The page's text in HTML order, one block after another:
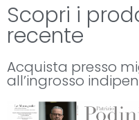
Scopri i
recente
Acquista presso
all’ingrosso